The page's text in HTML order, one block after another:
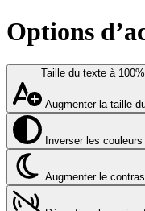
Options
Taille du texte à 100%
Augmenter la taille
Inverser les couleurs
Augmenter le